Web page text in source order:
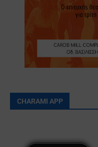
CHARAMI APP